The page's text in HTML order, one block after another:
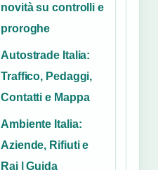
novità su controlli e
proroghe
Autostrade Italia:
Traffico, Pedaggi,
Contatti e Mappa
Ambiente Italia:
Aziende, Rifiuti e
Rai | Guida